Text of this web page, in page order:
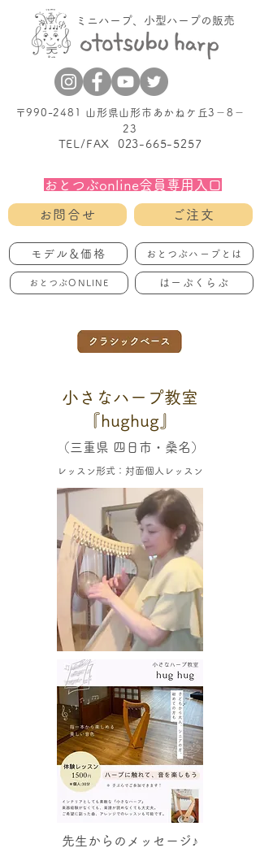
ミニハープ、小型ハープの販売
〒990-2481 山形県山形市あかねケ丘3－8－
23
TEL/FAX 023-665-5257
おとつぶonline会員専用入口
お問合せ ご注文
モデル＆価格 おとつぶハープとは
おとつぶONLINE はーぷくらぶ
小さなハープ教室
『hughug』
（三重県 四日市・桑名）
レッスン形式：対面個人レッスン
先生からのメッセージ♪